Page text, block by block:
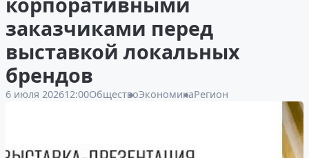
заказчиками перед
выставкой локальных
брендов
6 июля 202612:00ОбществоЭкономикаРегион